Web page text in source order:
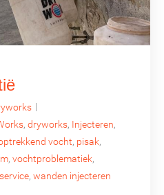
|
, dryworks, Injecteren,
vocht, pisak,
, vochtproblematiek,
, wanden injecteren